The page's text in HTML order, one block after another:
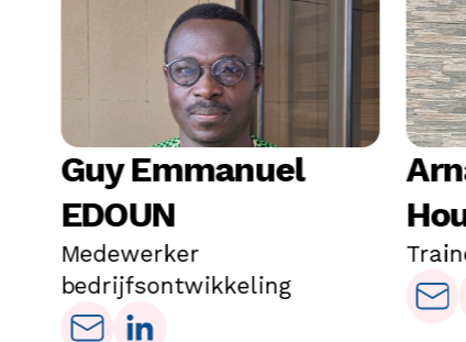
Guy Emmanuel
EDOUN
Medewerker
bedrijfsontwikkeling